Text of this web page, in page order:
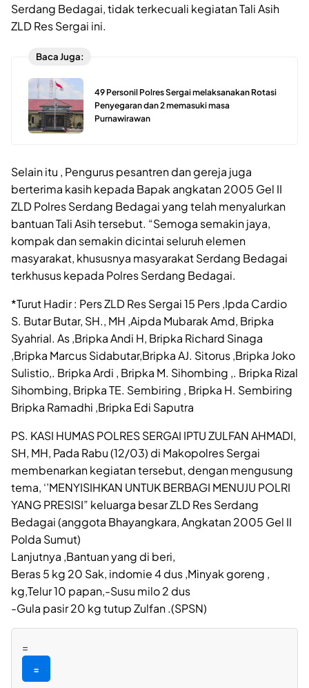
Serdang Bedagai, tidak terkecuali kegiatan Tali Asih
ZLD Res Sergai ini.
Baca Juga:
49 Personil Polres Sergai melaksanakan Rotasi
Penyegaran dan 2 memasuki masa
Purnawirawan
Selain itu , Pengurus pesantren dan gereja juga
berterima kasih kepada Bapak angkatan 2005 Gel II
ZLD Polres Serdang Bedagai yang telah menyalurkan
bantuan Tali Asih tersebut. “Semoga semakin jaya,
kompak dan semakin dicintai seluruh elemen
masyarakat, khususnya masyarakat Serdang Bedagai
terkhusus kepada Polres Serdang Bedagai.
*Turut Hadir : Pers ZLD Res Sergai 15 Pers ,Ipda Cardio
S. Butar Butar, SH., MH ,Aipda Mubarak Amd, Bripka
Syahrial. As ,Bripka Andi H, Bripka Richard Sinaga
,Bripka Marcus Sidabutar,Bripka AJ. Sitorus ,Bripka Joko
Sulistio,. Bripka Ardi , Bripka M. Sihombing ,. Bripka Rizal
Sihombing, Bripka TE. Sembiring , Bripka H. Sembiring
Bripka Ramadhi ,Bripka Edi Saputra
PS. KASI HUMAS POLRES SERGAI IPTU ZULFAN AHMADI,
SH, MH, Pada Rabu (12/03) di Makopolres Sergai
membenarkan kegiatan tersebut, dengan mengusung
tema, ‘’MENYISIHKAN UNTUK BERBAGI MENUJU POLRI
YANG PRESISI” keluarga besar ZLD Res Serdang
Bedagai (anggota Bhayangkara, Angkatan 2005 Gel II
Polda Sumut)
Lanjutnya ,Bantuan yang di beri,
Beras 5 kg 20 Sak, indomie 4 dus ,Minyak goreng ,
kg,Telur 10 papan,-Susu milo 2 dus
-Gula pasir 20 kg tutup Zulfan .(SPSN)
=
=